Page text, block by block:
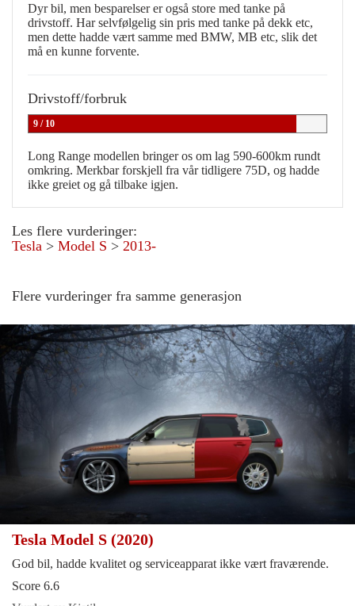
Dyr bil, men besparelser er også store med tanke på
drivstoff. Har selvfølgelig sin pris med tanke på dekk etc,
men dette hadde vært samme med BMW, MB etc, slik det
må en kunne forvente.
Drivstoff/forbruk
9 / 10
Long Range modellen bringer os om lag 590-600km rundt
omkring. Merkbar forskjell fra vår tidligere 75D, og hadde
ikke greiet og gå tilbake igjen.
Les flere vurderinger:
Tesla > Model S > 2013-
Flere vurderinger fra samme generasjon
Tesla Model S (2020)
God bil, hadde kvalitet og serviceapparat ikke vært fraværende.
Score 6.6